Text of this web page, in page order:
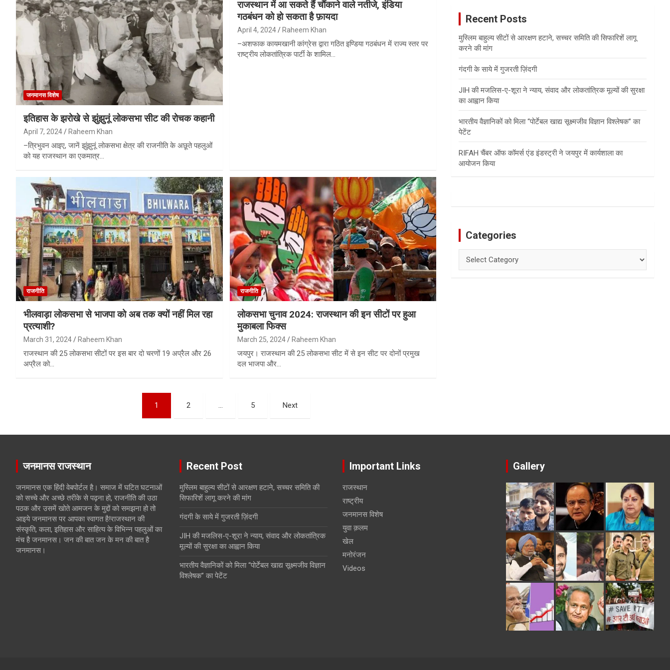
जनमानस विशेष
इतिहास के झरोखे से झुंझुनूं लोकसभा सीट की रोचक कहानी
April 7, 2024 Raheem Khan
–त्रिभुवन आइए, जानें झुंझुनूं लोकसभा क्षेत्र की राजनीति के अछूते पहलुओं
को यह राजस्थान का एकमात्र…
राजस्थान में आ सकते हैं चौंकाने वाले नतीजे, इंडिया
गठबंधन को हो सकता है फ़ायदा
April 4, 2024 Raheem Khan
–अशफाक कायमखानी कांग्रेस द्वारा गठित इण्डिया गठबंधन में राज्य स्तर पर
राष्ट्रीय लोकतांत्रिक पार्टी के शामिल…
राजनीति
भीलवाड़ा लोकसभा से भाजपा को अब तक क्यों नहीं मिल रहा
प्रत्याशी?
March 31, 2024 Raheem Khan
राजस्थान की 25 लोकसभा सीटों पर इस बार दो चरणों 19 अप्रैल और 26
अप्रैल को…
राजनीति
लोकसभा चुनाव 2024: राजस्थान की इन सीटों पर हुआ
मुकाबला फिक्स
March 25, 2024 Raheem Khan
जयपुर। राजस्थान की 25 लोकसभा सीट में से इन सीट पर दोनों प्रमुख
दल भाजपा और…
1 2 … 5 Next
Recent Posts
मुस्लिम बाहुल्य सीटों से आरक्षण हटाने, सच्चर समिति की सिफारिशें लागू
करने की मांग
गंदगी के साये में गुजरती ज़िंदगी
JIH की मजलिस-ए-शूरा ने न्याय, संवाद और लोकतांत्रिक मूल्यों की सुरक्षा
का आह्वान किया
भारतीय वैज्ञानिकों को मिला “पोर्टेबल खाद्य सूक्ष्मजीव विज्ञान विश्लेषक” का
पेटेंट
RIFAH चैंबर ऑफ कॉमर्स एंड इंडस्ट्री ने जयपुर में कार्यशाला का
आयोजन किया
Categories
जनमानस राजस्थान
जनमानस एक हिंदी वेबपोर्टल है। समाज में घटित घटनाओं
को सच्चे और अच्छे तरीके से पढ़ना हो, राजनीति की उठा
पठक और उसमें खोते आमजन के मुद्दों को समझना हो तो
आइये जनमानस पर आपका स्वागत है!राजस्थान की
संस्कृति, कला, इतिहास और साहित्य के विभिन्न पहलुओं का
मंच है जनमानस। जन की बात जन के मन की बात है
जनमानस।
Recent Post
मुस्लिम बाहुल्य सीटों से आरक्षण हटाने, सच्चर समिति की
सिफारिशें लागू करने की मांग
गंदगी के साये में गुजरती ज़िंदगी
JIH की मजलिस-ए-शूरा ने न्याय, संवाद और लोकतांत्रिक
मूल्यों की सुरक्षा का आह्वान किया
भारतीय वैज्ञानिकों को मिला “पोर्टेबल खाद्य सूक्ष्मजीव विज्ञान
विश्लेषक” का पेटेंट
Important Links
राजस्थान
राष्ट्रीय
जनमानस विशेष
युवा क़लम
खेल
मनोरंजन
Videos
Gallery